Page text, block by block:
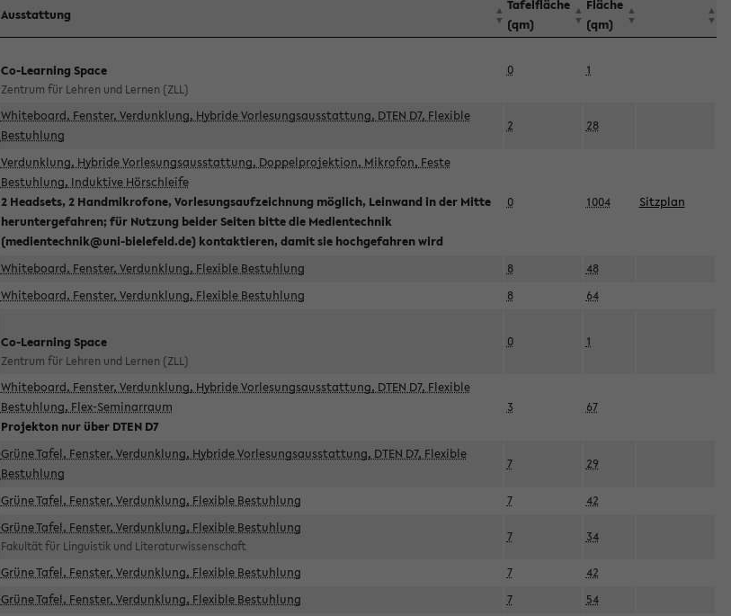
Ausstattung
Tafelfläche
(qm)
Fläche
(qm)
Co-Learning Space
Zentrum für Lehren und Lernen (ZLL)
0 1
Whiteboard, Fenster, Verdunklung, Hybride Vorlesungsausstattung, DTEN D7, Flexible
Bestuhlung
2 28
Verdunklung, Hybride Vorlesungsausstattung, Doppelprojektion, Mikrofon, Feste
Bestuhlung, Induktive Hörschleife
2 Headsets, 2 Handmikrofone, Vorlesungsaufzeichnung möglich, Leinwand in der Mitte
heruntergefahren; für Nutzung beider Seiten bitte die Medientechnik
(medientechnik@uni-bielefeld.de) kontaktieren, damit sie hochgefahren wird
0 1004 Sitzplan
Whiteboard, Fenster, Verdunklung, Flexible Bestuhlung 8
48
Whiteboard, Fenster, Verdunklung, Flexible Bestuhlung 8 64
Co-Learning Space
Zentrum für Lehren und Lernen (ZLL)
0 1
Whiteboard, Fenster, Verdunklung, Hybride Vorlesungsausstattung, DTEN D7, Flexible
Bestuhlung, Flex-Seminarraum
Projekton nur über DTEN D7
3 67
Grüne Tafel, Fenster, Verdunklung, Hybride Vorlesungsausstattung, DTEN D7, Flexible
Bestuhlung
7 29
Grüne Tafel, Fenster, Verdunklung, Flexible Bestuhlung 7 42
Grüne Tafel, Fenster, Verdunklung, Flexible Bestuhlung
Fakultät für Linguistik und Literaturwissenschaft
7 34
Grüne Tafel, Fenster, Verdunklung, Flexible Bestuhlung 7
42
Grüne Tafel, Fenster, Verdunklung, Flexible Bestuhlung 7 54